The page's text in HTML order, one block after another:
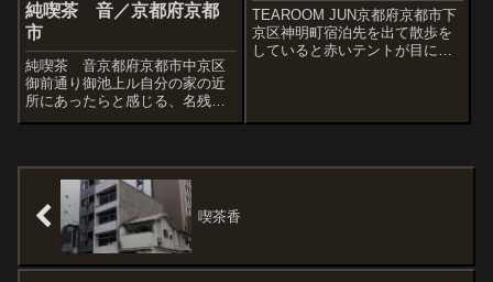
純喫茶 音／京都府京都
市
純喫茶 音京都府京都市中京区
御前通り御池上ル自分の家の近
所にあったらと感じる、名残惜
しい喫茶店でした。マスター、
に充分満ち足りた喫茶店
「音」。名前は、以前札幌駅前
にあった「喫茶 雑音」...
TEAROOM JUN京都府京都市下
京区神明町宿泊先を出て散歩を
していると赤いテントが目に入
ってから店内に向かいます。て
喫茶香